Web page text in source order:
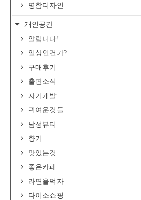
명함디자인
개인공간
알립니다!
일상인건가?
구매후기
출판소식
자기개발
귀여운것들
남성뷰티
향기
맛있는것
좋은카페
라면을먹자
다이소쇼핑